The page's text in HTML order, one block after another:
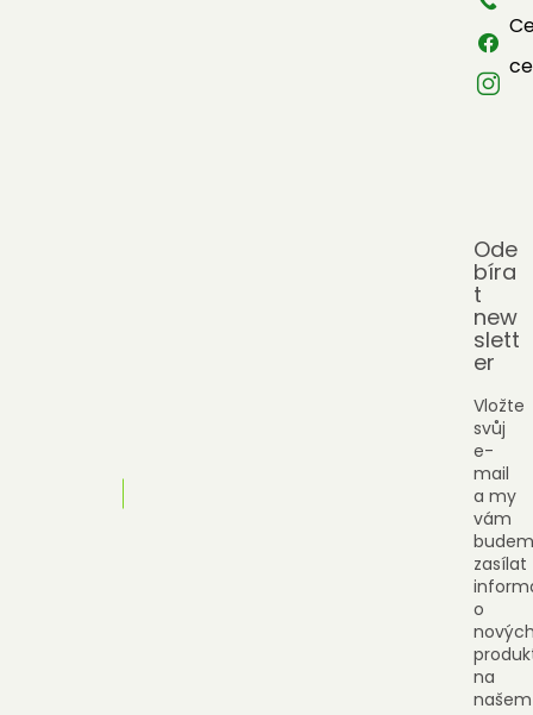
Ode
bíra
t
new
slett
er
Vložte
svůj
e-
mail
a my
vám
zasílat
o
na
našem